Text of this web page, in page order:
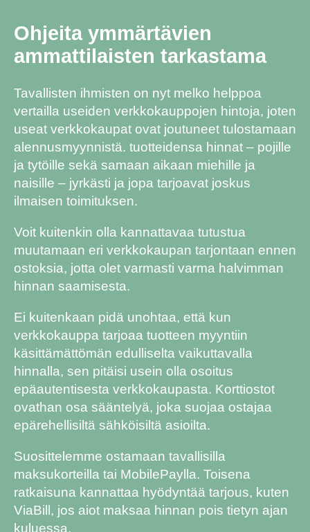
Ohjeita ymmärtävien
ammattilaisten tarkastama
Tavallisten ihmisten on nyt melko helppoa
vertailla useiden verkkokauppojen hintoja, joten
useat verkkokaupat ovat joutuneet tulostamaan
alennusmyynnistä. tuotteidensa hinnat – pojille
ja tytöille sekä samaan aikaan miehille ja
naisille – jyrkästi ja jopa tarjoavat joskus
ilmaisen toimituksen.
Voit kuitenkin olla kannattavaa tutustua
muutamaan eri verkkokaupan tarjontaan ennen
ostoksia, jotta olet varmasti varma halvimman
hinnan saamisesta.
Ei kuitenkaan pidä unohtaa, että kun
verkkokauppa tarjoaa tuotteen myyntiin
käsittämättömän edulliselta vaikuttavalla
hinnalla, sen pitäisi usein olla osoitus
epäautentisesta verkkokaupasta. Korttiostot
ovathan osa sääntelyä, joka suojaa ostajaa
epärehellisiltä sähköisiltä asioilta.
Suosittelemme ostamaan tavallisilla
maksukorteilla tai MobilePaylla. Toisena
ratkaisuna kannattaa hyödyntää tarjous, kuten
ViaBill, jos aiot maksaa hinnan pois tietyn ajan
kuluessa.